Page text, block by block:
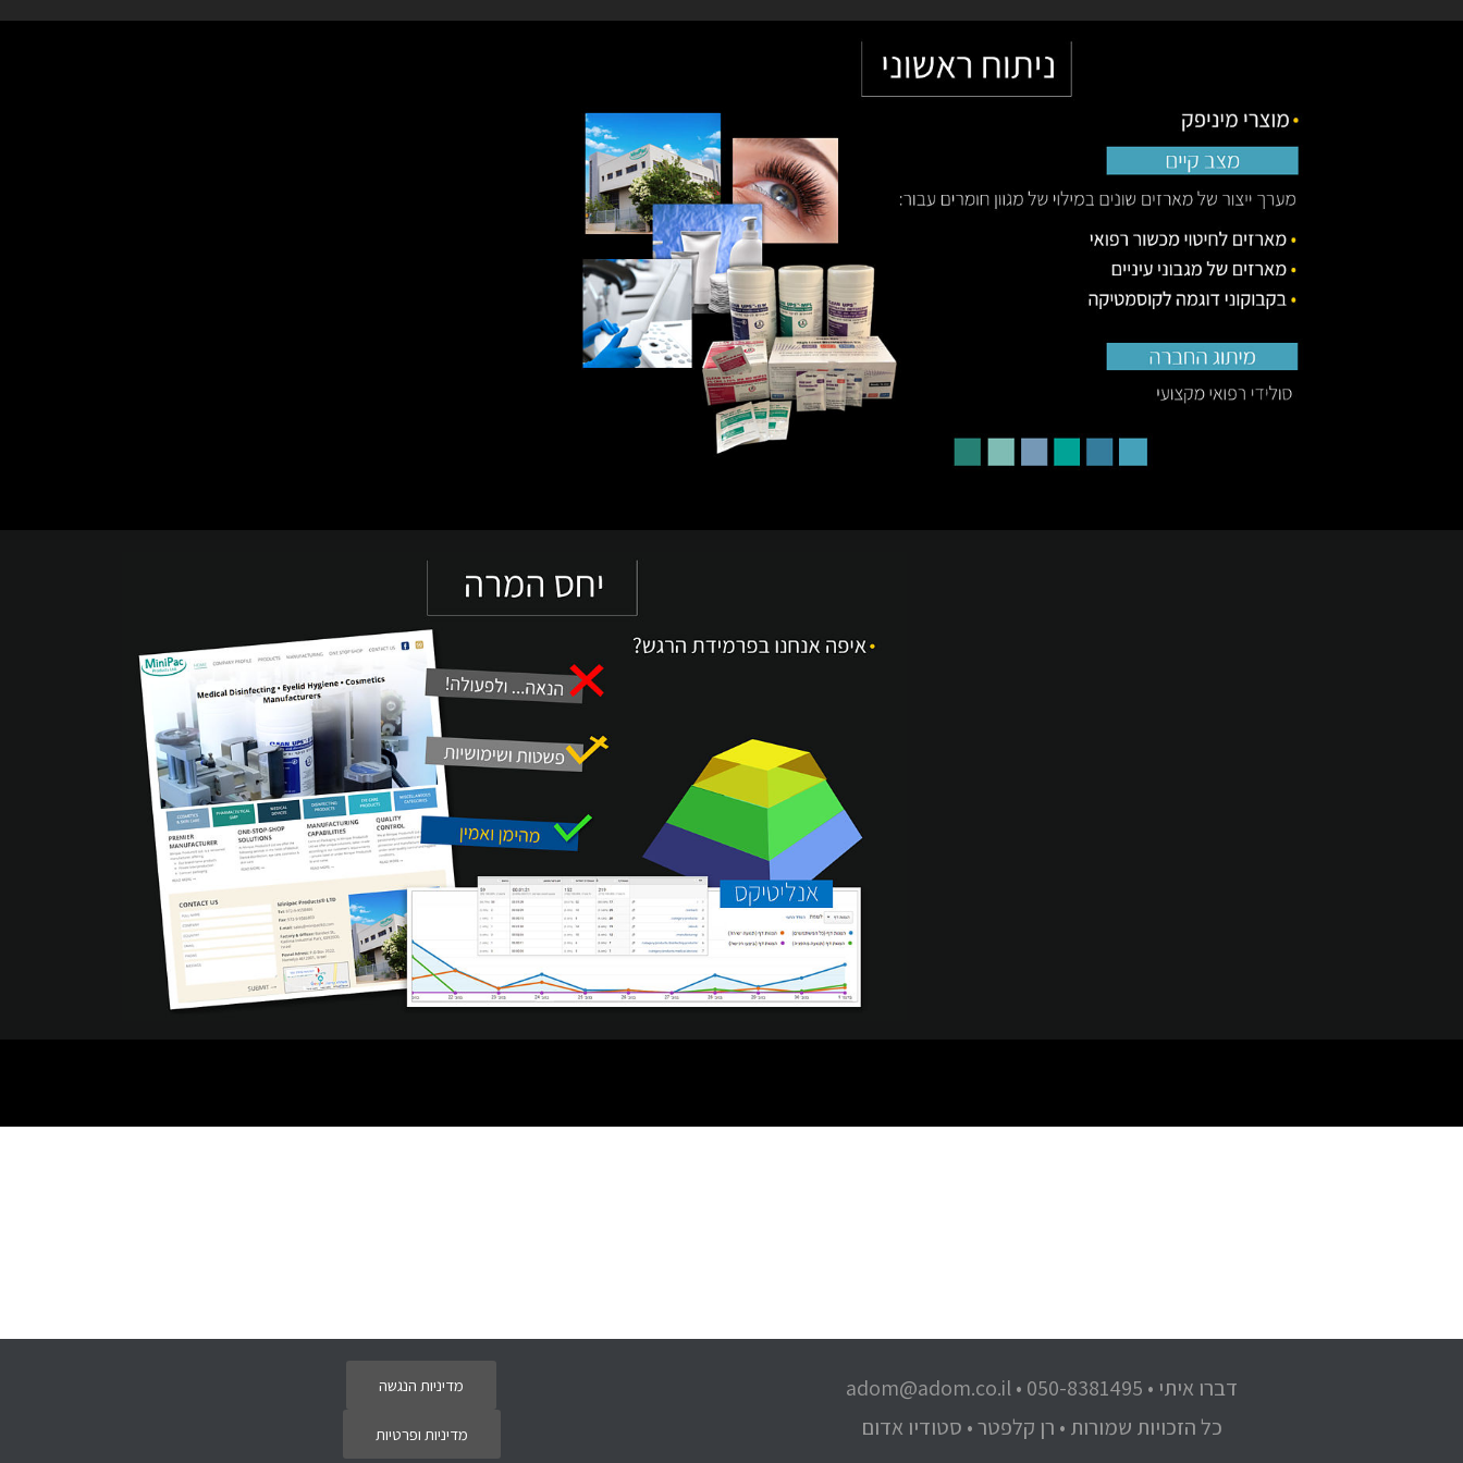
דברו איתי • 050-8381495 •
adom@adom.co.il
כל הזכויות שמורות • רן קלפטר • סטודיו אדום
מדיניות הנגשה
מדיניות ופרטיות